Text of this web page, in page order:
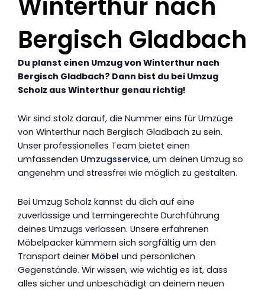
Bergisch Gladbach
Du planst einen Umzug von Winterthur nach
Bergisch Gladbach? Dann bist du bei Umzug
Scholz aus Winterthur genau richtig!
Wir sind stolz darauf, die Nummer eins für Umzüge
von Winterthur nach Bergisch Gladbach zu sein.
Unser professionelles Team bietet einen
umfassenden Umzugsservice, um deinen Umzug so
angenehm und stressfrei wie möglich zu gestalten.
Bei Umzug Scholz kannst du dich auf eine
zuverlässige und termingerechte Durchführung
deines Umzugs verlassen. Unsere erfahrenen
Möbelpacker kümmern sich sorgfältig um den
Transport deiner Möbel und persönlichen
Gegenstände. Wir wissen, wie wichtig es ist, dass
alles sicher und unbeschädigt an deinem neuen